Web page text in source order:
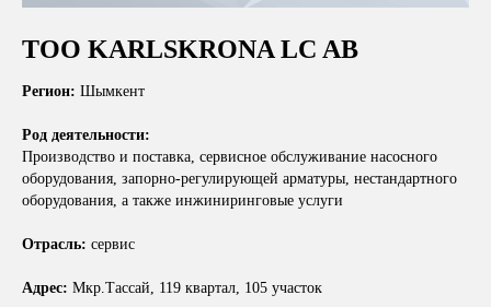
ТОО KARLSKRONA LC AB
Регион: Шымкент
Род деятельности:
Производство и поставка, сервисное обслуживание насосного
оборудования, запорно-регулирующей арматуры, нестандартного
оборудования, а также инжиниринговые услуги
Отрасль: сервис
Адрес: Мкр.Тассай, 119 квартал, 105 участок